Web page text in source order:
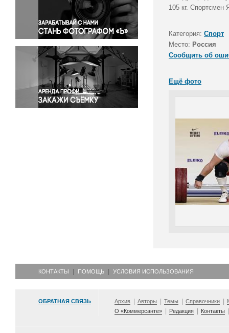
Правосудие
Происшествия и конфликты
Религия
Светская жизнь
Спорт
Экология
Экономика и бизнес
105 кг.
Категория: Спорт
Место: Россия
Сообщить об
Ещё фото
КОНТАКТЫ ПОМОЩЬ УСЛОВИЯ ИСПОЛЬЗОВАНИЯ
ОБРАТНАЯ СВЯЗЬ Архив Авторы Темы Справочники
О «Коммерсанте»
Редакция Контакты